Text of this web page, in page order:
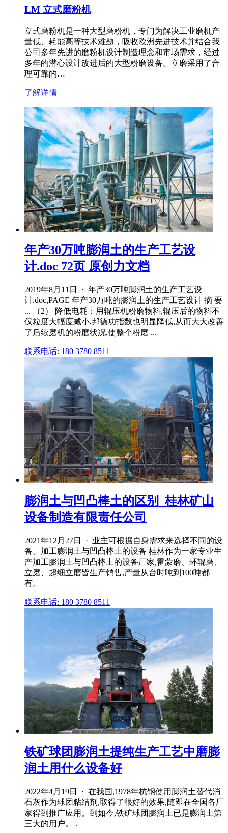
LM 立式磨粉机
立式磨粉机是一种大型磨粉机，专门为解决工业磨机产
量低、耗能高等技术难题，吸收欧洲先进技术并结合我
公司多年先进的磨粉机设计制造理念和市场需求，经过
多年的潜心设计改进后的大型粉磨设备。立磨采用了合
理可靠的…
了解详情
年产30万吨膨润土的生产工艺设
计.doc 72页 原创力文档
2019年8月11日 · 年产30万吨膨润土的生产工艺设
计.doc,PAGE 年产30万吨的膨润土的生产工艺设计 摘 要
... （2） 降低电耗：用辊压机粉磨物料,辊压后的物料不
仅粒度大幅度减小,邦德功指数也明显降低,从而大大改善
了后续磨机的粉磨状况,使整个粉磨 ...
联系电话: 180 3780 8511
膨润土与凹凸棒土的区别_桂林矿山
设备制造有限责任公司
2021年12月27日 · 业主可根据自身需求来选择不同的设
备。加工膨润土与凹凸棒土的设备 桂林作为一家专业生
产加工膨润土与凹凸棒土的设备厂家,雷蒙磨、环辊磨、
立磨、超细立磨皆生产销售,产量从台时吨到100吨都
有。
联系电话: 180 3780 8511
铁矿球团膨润土提纯生产工艺中磨膨
润土用什么设备好
2022年4月19日 · 在我国,1978年杭钢使用膨润土替代消
石灰作为球团粘结剂,取得了很好的效果,随即在全国各厂
家得到推广应用。到如今,铁矿球团膨润土已是膨润土第
三大的用户。 .